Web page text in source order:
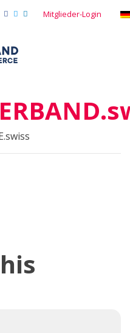
Mitglieder-Login